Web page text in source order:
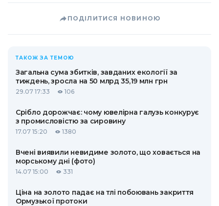
ПОДІЛИТИСЯ НОВИНОЮ
ТАКОЖ ЗА ТЕМОЮ
Загальна сума збитків, завданих екології за
тиждень, зросла на 50 млрд 35,19 млн грн
29.07 17:33 106
Срібло дорожчає: чому ювелірна галузь конкурує
з промисловістю за сировину
17.07 15:20 1380
Вчені виявили невидиме золото, що ховається на
морському дні (фото)
14.07 15:00 331
Ціна на золото падає на тлі побоювань закриття
Ормузької протоки